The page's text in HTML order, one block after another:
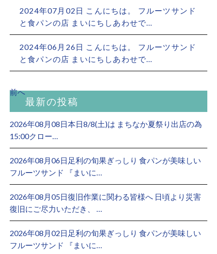
2024年07月02日 こんにちは。 フルーツサンド
と食パンの店 まいにちしあわせで…
2024年06月26日 こんにちは。 フルーツサンド
と食パンの店 まいにちしあわせで…
前へ
最新の投稿
2026年08月08日本日8/8(土)は まちなか夏祭り出店の為
15:00クロー…
2026年08月06日足利の旬果ぎっしり 食パンが美味しい
フルーツサンド 『まいに…
2026年08月05日復旧作業に関わる皆様へ 日頃より災害
復旧にご尽力いただき、 …
2026年08月02日足利の旬果ぎっしり 食パンが美味しい
フルーツサンド 『まいに…